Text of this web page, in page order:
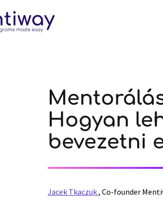
Hogyan
bevezetni
Jacek Tkaczuk, Co-founder